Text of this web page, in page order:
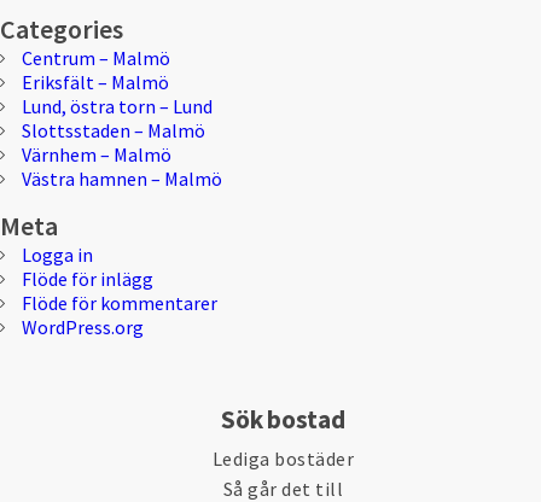
Categories
Centrum – Malmö
Eriksfält – Malmö
Lund, östra torn – Lund
Slottsstaden – Malmö
Värnhem – Malmö
Västra hamnen – Malmö
Meta
Logga in
Flöde för inlägg
Flöde för kommentarer
WordPress.org
Sök bostad
Lediga bostäder
Så går det till